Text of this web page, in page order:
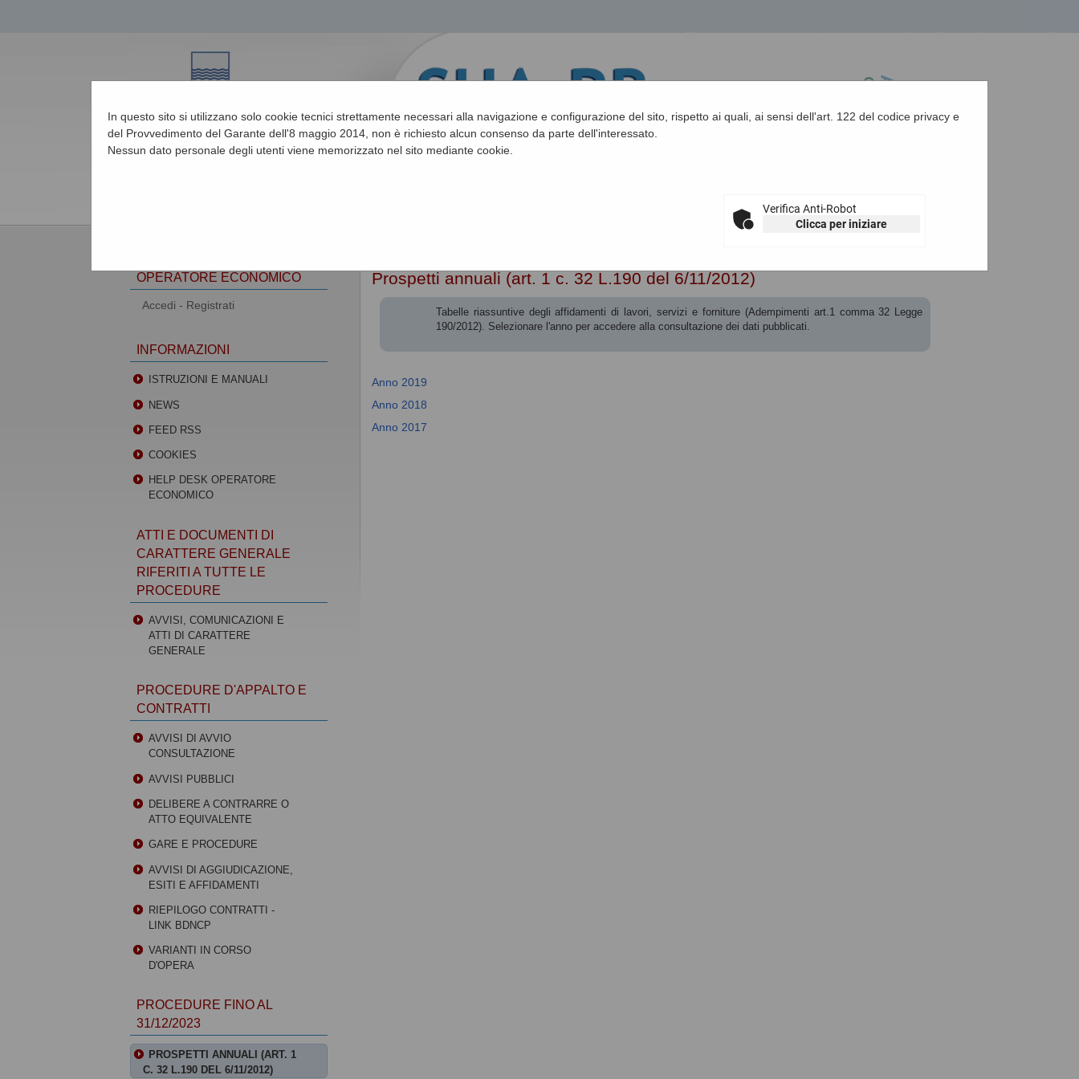
Prospetti annuali (art. 1 c. 32 L.190 de...
In questo sito si utilizzano solo cookie tecnici strettamente necessari alla navigazione e configurazione del sito, rispetto ai quali, ai sensi dell'art. 122 del codice privacy e
del Provvedimento del Garante dell'8 maggio 2014, non è richiesto alcun consenso da parte dell'interessato.
Nessun dato personale degli utenti viene memorizzato nel sito mediante cookie.
Verifica Anti-Robot
Clicca per iniziare
Prospetti annuali (art. 1 c. 32 L.190 del 6/11/2012)
Tabelle riassuntive degli affidamenti di lavori, servizi e forniture (Adempimenti art.1 comma 32 Legge
190/2012). Selezionare l'anno per accedere alla consultazione dei dati pubblicati.
Anno 2019
Anno 2018
Anno 2017
OPERATORE ECONOMICO
Accedi - Registrati
INFORMAZIONI
ISTRUZIONI E MANUALI
NEWS
FEED RSS
COOKIES
HELP DESK OPERATORE
ECONOMICO
ATTI E DOCUMENTI DI
CARATTERE GENERALE
RIFERITI A TUTTE LE
PROCEDURE
AVVISI, COMUNICAZIONI E
ATTI DI CARATTERE
GENERALE
PROCEDURE D'APPALTO E
CONTRATTI
AVVISI DI AVVIO
CONSULTAZIONE
AVVISI PUBBLICI
DELIBERE A CONTRARRE O
ATTO EQUIVALENTE
GARE E PROCEDURE
AVVISI DI AGGIUDICAZIONE,
ESITI E AFFIDAMENTI
RIEPILOGO CONTRATTI -
LINK BDNCP
VARIANTI IN CORSO
D'OPERA
PROCEDURE FINO AL
31/12/2023
PROSPETTI ANNUALI (ART. 1
C. 32 L.190 DEL 6/11/2012)